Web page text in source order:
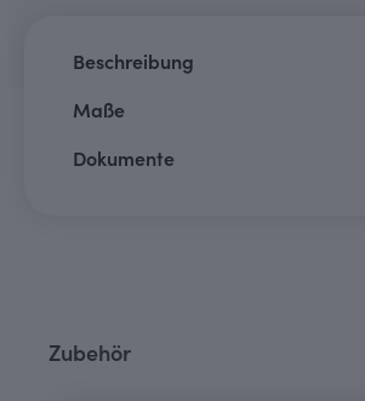
Beschreibung
Maße
Dokumente
Produktgalerie überspringen
Zubehör